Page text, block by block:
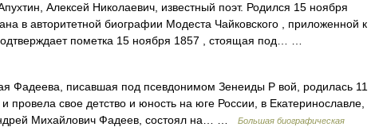
Алексей Николаевич, известный поэт. Родился 15 ноября
в авторитетной биографии Модеста Чайковского , приложенной к
пометка 15 ноября 1857 , стоящая под… …
Фадеева, писавшая под псевдонимом Зенеиды Р вой, родилась 11
провела свое детство и юность на юге России, в Екатеринославле,
Михайлович Фадеев, состоял на… …
Большая биографическая